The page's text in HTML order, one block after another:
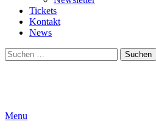
Tickets
Kontakt
News
Suchen
nach:
Menu